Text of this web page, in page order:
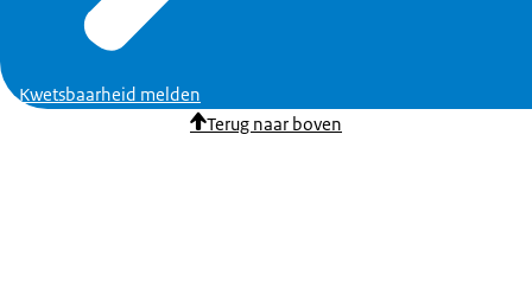
Kwetsbaarheid melden
Terug naar boven